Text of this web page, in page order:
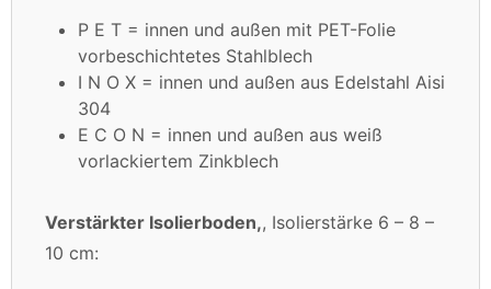
P E T = innen und außen mit PET-Folie
vorbeschichtetes Stahlblech
I N O X = innen und außen aus Edelstahl Aisi
304
E C O N = innen und außen aus weiß
vorlackiertem Zinkblech
Verstärkter Isolierboden,, Isolierstärke 6 – 8 –
10 cm: